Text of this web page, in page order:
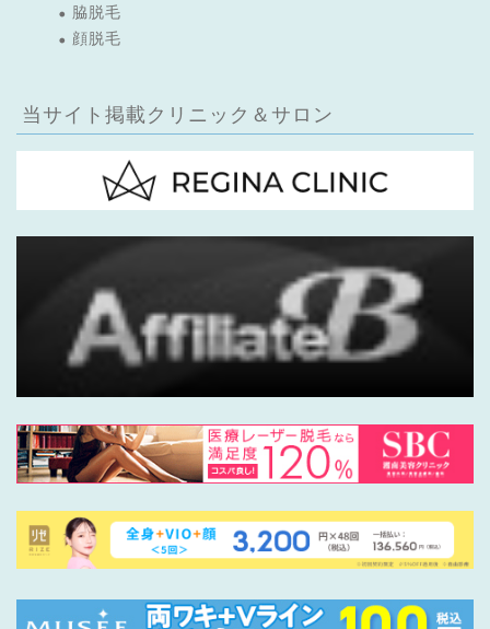
脇脱毛
顔脱毛
当サイト掲載クリニック＆サロン